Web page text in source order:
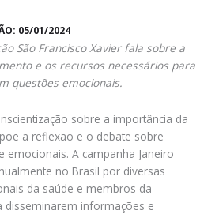
05/01/2024
São Francisco Xavier fala sobre a
e os recursos necessários para
questões emocionais.
sobre a importância da
a reflexão e o debate sobre
emocionais. A campanha Janeiro
no Brasil por diversas
da saúde e membros da
disseminarem informações e